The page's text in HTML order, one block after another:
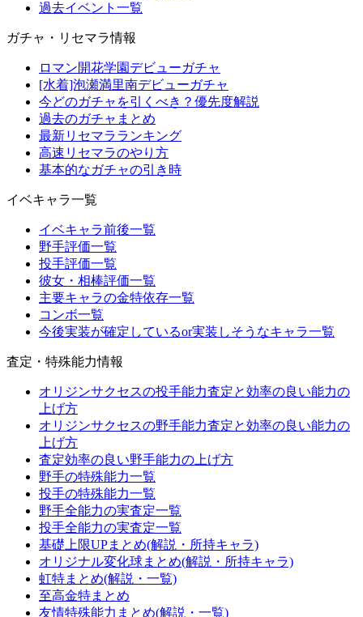
過去イベント一覧
ガチャ・リセマラ情報
ロマン開花学園デビューガチャ
[水着]泡瀬満里南デビューガチャ
今どのガチャを引くべき？優先度解説
過去のガチャまとめ
最新リセマラランキング
高速リセマラのやり方
基本的なガチャの引き時
イベキャラ一覧
イベキャラ前後一覧
野手評価一覧
投手評価一覧
彼女・相棒評価一覧
主要キャラの金特依存一覧
コンボ一覧
今後実装が確定しているor実装しそうなキャラ一覧
査定・特殊能力情報
オリジンサクセスの投手能力査定と効率の良い能力の
上げ方
オリジンサクセスの野手能力査定と効率の良い能力の
上げ方
査定効率の良い野手能力の上げ方
野手の特殊能力一覧
投手の特殊能力一覧
野手全能力の実査定一覧
投手全能力の実査定一覧
基礎上限UPまとめ(解説・所持キャラ)
オリジナル変化球まとめ(解説・所持キャラ)
虹特まとめ(解説・一覧)
至高金特まとめ
友情特殊能力まとめ(解説・一覧)